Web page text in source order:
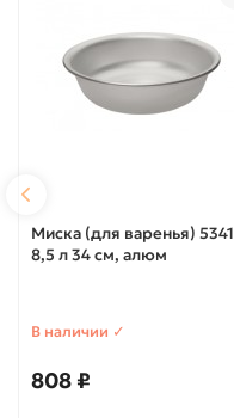
Миска (для варенья) 5341
8,5 л 34 см, алюм
В наличии ✓
808 ₽